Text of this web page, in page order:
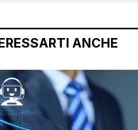
ANCHE